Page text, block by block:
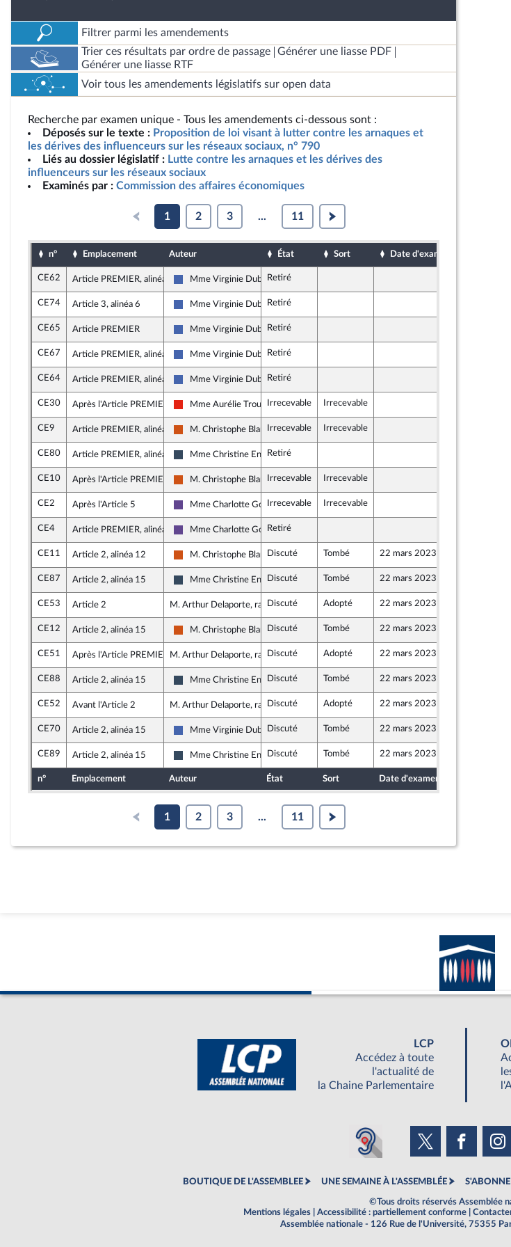
Filtrer parmi les amendements
Trier ces résultats par ordre de passage
Générer une liasse PDF
Générer une liasse RTF
Voir tous les amendements législatifs sur open data
Recherche par examen unique - Tous les amendements ci-dessous sont :
Déposés sur le texte : Proposition de loi visant à lutter contre les arnaques et
les dérives des influenceurs sur les réseaux sociaux, n° 790
Liés au dossier législatif : Lutte contre les arnaques et les dérives des
influenceurs sur les réseaux sociaux
Examinés par : Commission des affaires économiques
1 2 3 ... 11
n° Emplacement Auteur État Sort Date d'examen
CE62 Article PREMIER, alinéa 3
Les Républicains
Mme Virginie Duby-Muller
Retiré
CE74 Article 3, alinéa 6
Les Républicains
Mme Virginie Duby-Muller
Retiré
CE65 Article PREMIER
Les Républicains
Mme Virginie Duby-Muller
Retiré
CE67 Article PREMIER, alinéa 13
Les Républicains
Mme Virginie Duby-Muller
Retiré
CE64 Article PREMIER, alinéa 3
Les Républicains
Mme Virginie Duby-Muller
Retiré
CE30 Après l'Article PREMIER
La France insoumise - Nouvelle Union Populaire écologique et sociale
Mme Aurélie TrouvéIrrecevable Irrecevable
CE9 Article PREMIER, alinéa 14
Démocrate (MoDem et Indépendants)
M. Christophe BlanchetIrrecevable Irrecevable
CE80 Article PREMIER, alinéa 5
Rassemblement National
Mme Christine Engrand
Retiré
CE10 Après l'Article PREMIER
Démocrate (MoDem et Indépendants)
M. Christophe BlanchetIrrecevable Irrecevable
CE2 Après l'Article 5
Renaissance
Mme Charlotte Goetschy-Bolognese
Irrecevable Irrecevable
CE4 Article PREMIER, alinéa 7
Renaissance
Mme Charlotte Goetschy-Bolognese
Retiré
CE11 Article 2, alinéa 12
Démocrate (MoDem et Indépendants)
M. Christophe BlanchetDiscuté Tombé 22 mars 2023
CE87 Article 2, alinéa 15
Rassemblement National
Mme Christine EngrandDiscuté Tombé 22 mars 2023
CE53 Article 2 M. Arthur Delaporte, rapporteur
Discuté Adopté 22 mars 2023
CE12 Article 2, alinéa 15
Démocrate (MoDem et Indépendants)
M. Christophe BlanchetDiscuté Tombé 22 mars 2023
CE51 Après l'Article PREMIER M. Arthur Delaporte, rapporteur
Discuté Adopté 22 mars 2023
CE88 Article 2, alinéa 15
Rassemblement National
Mme Christine EngrandDiscuté Tombé 22 mars 2023
CE52 Avant l'Article 2 M. Arthur Delaporte, rapporteur
Discuté Adopté 22 mars 2023
CE70 Article 2, alinéa 15
Les Républicains
Mme Virginie Duby-Muller
Discuté Tombé 22 mars 2023
CE89 Article 2, alinéa 15
Rassemblement National
Mme Christine EngrandDiscuté Tombé 22 mars 2023
n° Emplacement Auteur État Sort Date d'examen
1 2 3 ... 11
LCP
Accédez à toute
l'actualité de
la Chaine Parlementaire
BOUTIQUE DE L'ASSEMBLEE UNE SEMAINE À L'ASSEMBLÉE
©Tous droits réservés Assemblée
Mentions légales
Accessibilité : partiellement conforme
Assemblée nationale - 126 Rue de l'Université, 75355